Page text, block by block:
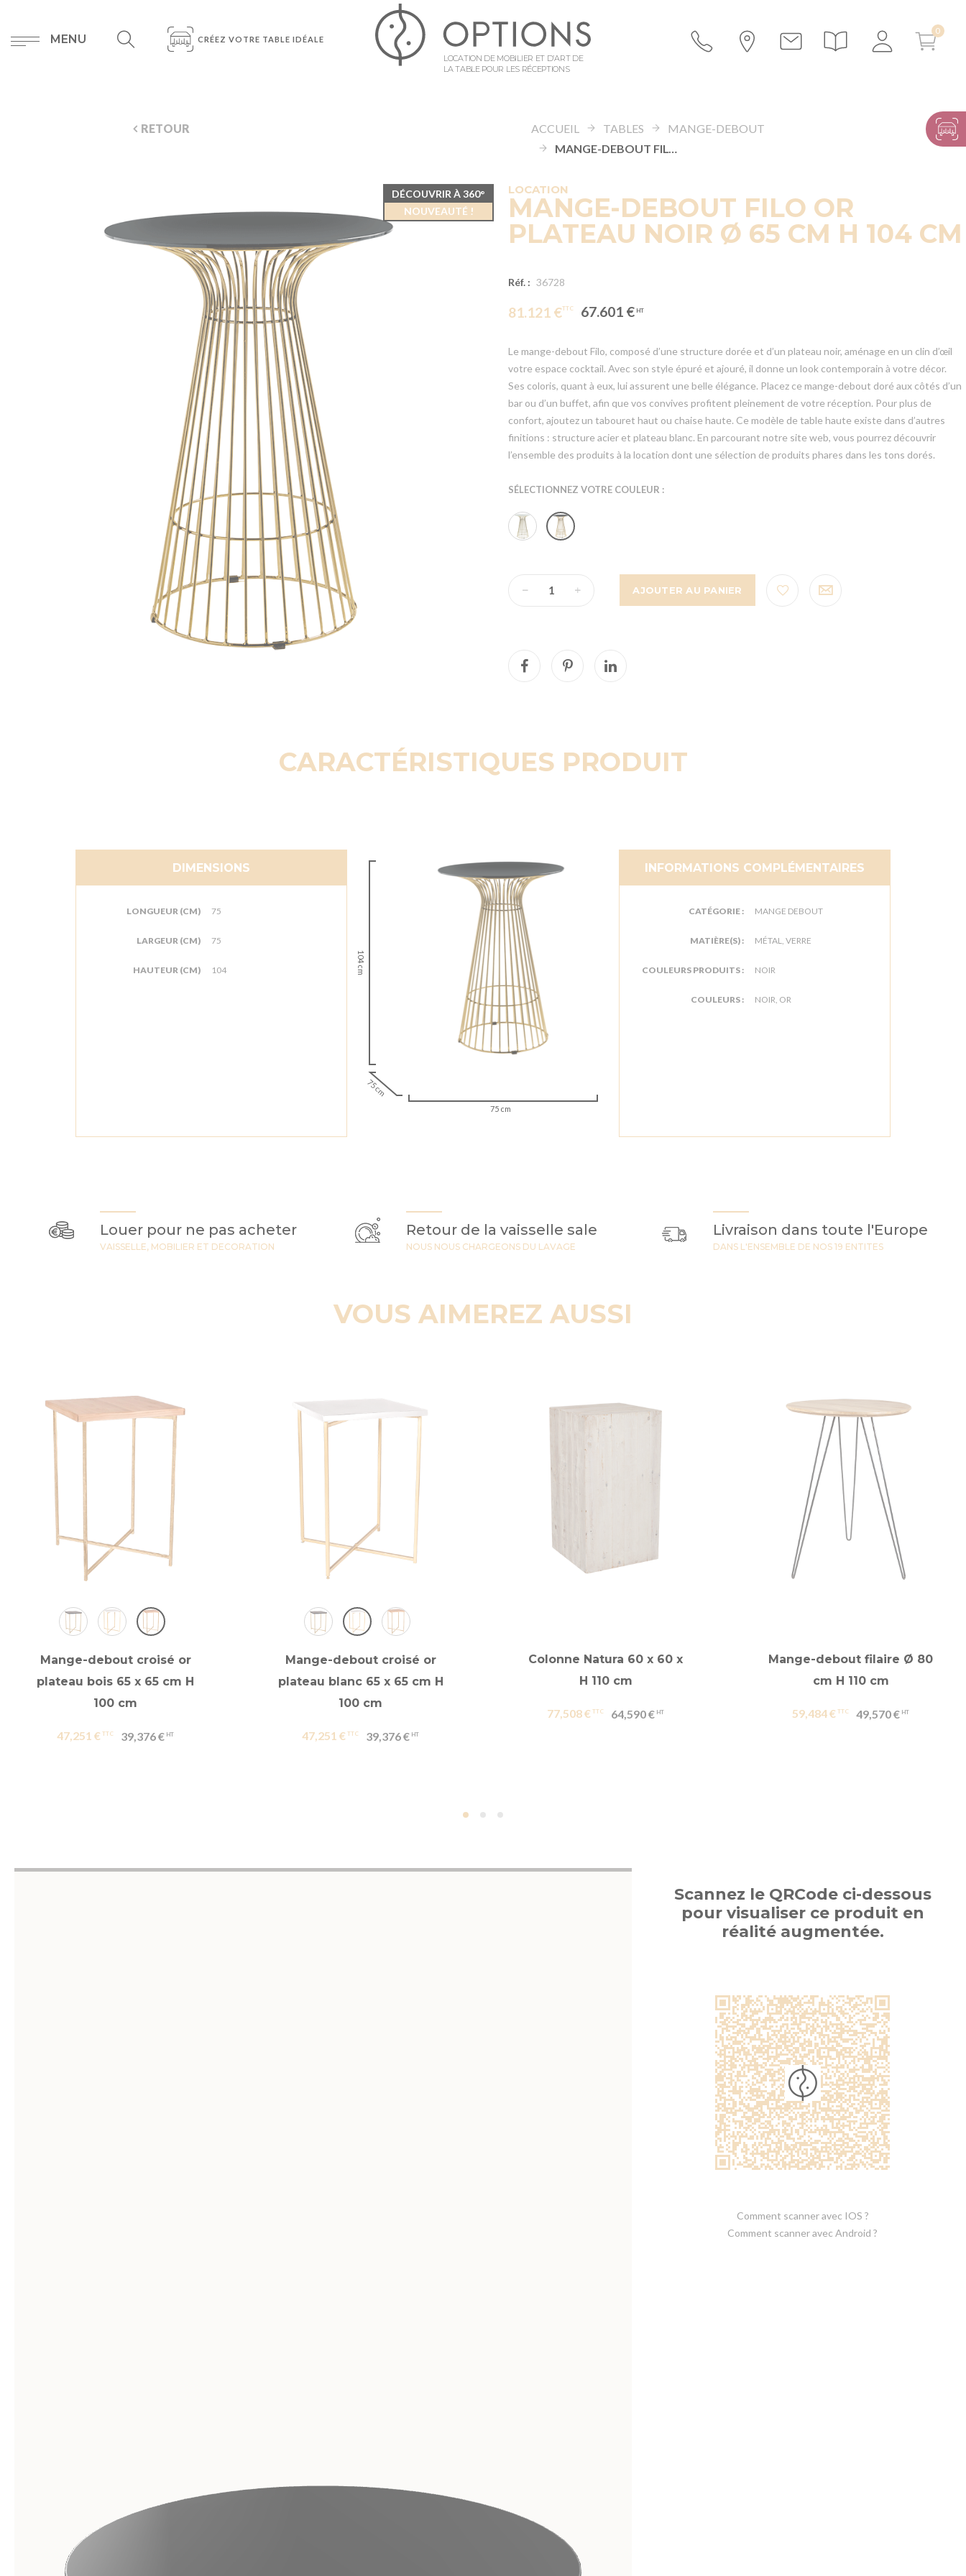
MENU CRÉEZ VOTRE TABLE IDÉALE
LOCATION DE MOBILIER ET D’ART DE
LA TABLE POUR LES RÉCEPTIONS
RETOUR ACCUEIL TABLES
MANGE-DEBOUT
MANGE-DEBOUT FILO OR PLATEAU NOIR Ø 65 CM H 104 CM
LOCATION
MANGE-DEBOUT FILO OR
PLATEAU NOIR Ø 65 CM H 104 CM
Réf. : 36728
81.121 € 67.601 €
Le mange-debout Filo, composé d’une structure dorée et d’un plateau noir, aménage en un clin d’œil
votre espace cocktail. Avec son style épuré et ajouré, il donne un look contemporain à votre décor.
Ses coloris, quant à eux, lui assurent une belle élégance. Placez ce mange-debout doré aux côtés d’un
bar ou d’un buffet, afin que vos convives profitent pleinement de votre réception. Pour plus de
confort, ajoutez un tabouret haut ou chaise haute. Ce modèle de table haute existe dans d’autres
finitions : structure acier et plateau blanc. En parcourant notre site web, vous pourrez découvrir
l’ensemble des produits à la location dont une sélection de produits phares dans les tons dorés.
SÉLECTIONNEZ VOTRE COULEUR :
AJOUTER AU PANIER
DÉCOUVRIR À 360°
NOUVEAUTÉ !
CARACTÉRISTIQUES PRODUIT
DIMENSIONS
LONGUEUR (CM) 75
LARGEUR (CM) 75
HAUTEUR (CM) 104 104 cm
75 cm
75 cm
INFORMATIONS COMPLÉMENTAIRES
CATÉGORIE : MANGE DEBOUT
MATIÈRE(S) : MÉTAL, VERRE
COULEURS PRODUITS : NOIR
COULEURS : NOIR, OR
Louer pour ne pas acheter
VAISSELLE, MOBILIER ET DECORATION
Retour de la vaisselle sale
NOUS NOUS CHARGEONS DU LAVAGE
Livraison dans toute l'Europe
DANS L'ENSEMBLE DE NOS 19 ENTITES
VOUS AIMEREZ AUSSI
Mange-debout croisé or
plateau bois 65 x 65 cm H
100 cm
47,251 € 39,376 €
Mange-debout croisé or
plateau blanc 65 x 65 cm H
100 cm
47,251 € 39,376 €
Colonne Natura 60 x 60 x
H 110 cm
77,508 € 64,590 €
Mange-debout filaire Ø 80
cm H 110 cm
59,484 € 49,570 €
Scannez le QRCode ci-dessous
pour visualiser ce produit en
réalité augmentée.
Comment scanner avec IOS ?
Comment scanner avec Android ?